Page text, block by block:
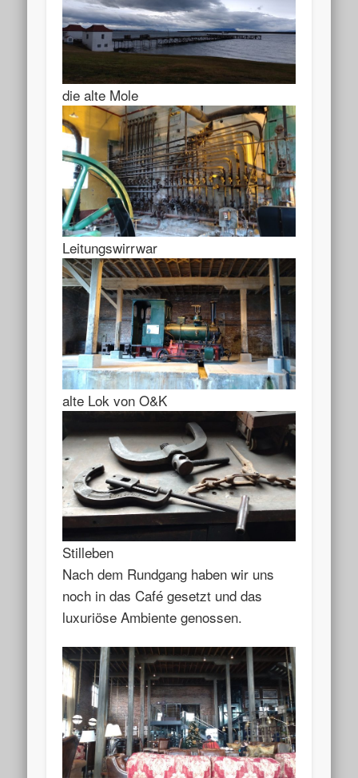
die alte Mole
Leitungswirrwar
alte Lok von O&K
Stilleben
Nach dem Rundgang haben wir uns
noch in das Café gesetzt und das
luxuriöse Ambiente genossen.